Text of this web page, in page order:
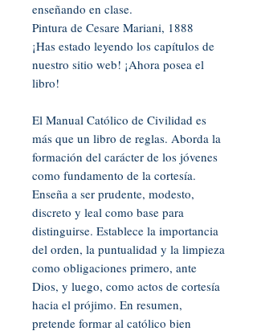
enseñando en clase.
Pintura de Cesare Mariani, 1888
¡Has estado leyendo los capítulos de
nuestro sitio web! ¡Ahora posea el
libro!
El Manual Católico de Civilidad es
más que un libro de reglas. Aborda la
formación del carácter de los jóvenes
como fundamento de la cortesía.
Enseña a ser prudente, modesto,
discreto y leal como base para
distinguirse. Establece la importancia
del orden, la puntualidad y la limpieza
como obligaciones primero, ante
Dios, y luego, como actos de cortesía
hacia el prójimo. En resumen,
pretende formar al católico bien